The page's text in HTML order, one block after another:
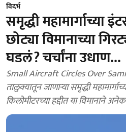
विदर्भ
समृद्धी महामार्गाच्या
छोट्या विमानाच्या
घडलं? चर्चांना उधाण...
Small Aircraft Circles Over
तालुक्यातून जाणाऱ्या समृद्धी
किलोमीटरच्या हद्दीत या विमानाने